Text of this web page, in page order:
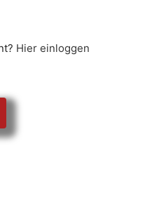
Hier einloggen